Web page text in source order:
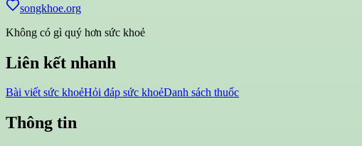
songkhoe.org
Không có gì quý hơn sức khoẻ
Liên kết nhanh
Bài viết sức khoẻHỏi đáp sức khoẻDanh sách thuốc
Thông tin